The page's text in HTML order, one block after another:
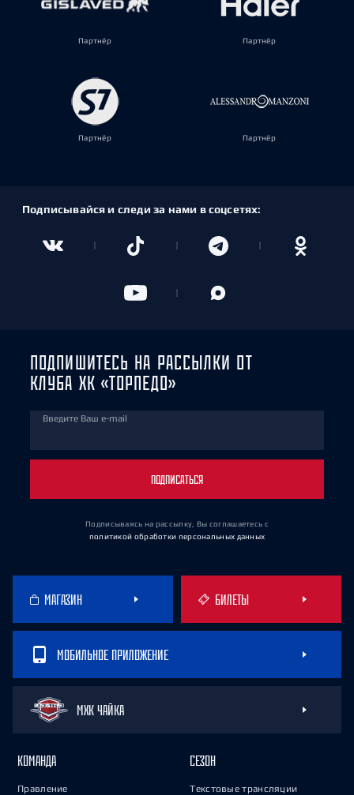
Партнёр Партнёр
Партнёр Партнёр
Подписывайся и следи за нами в соцсетях:
ПОДПИШИТЕСЬ НА РАССЫЛКИ ОТ
КЛУБА ХК «ТОРПЕДО»
Введите Ваш e-mail
ПОДПИСАТЬСЯ
Подписываясь на рассылку, Вы соглашаетесь с
политикой обработки персональных данных
МАГАЗИН БИЛЕТЫ
МОБИЛЬНОЕ ПРИЛОЖЕНИЕ
МХК ЧАЙКА
КОМАНДА
Правление
СЕЗОН
Текстовые трансляции